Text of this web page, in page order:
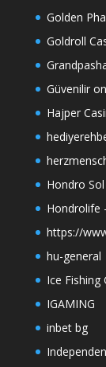
Golden
Goldroll
Güvenilir
Hajper
Hondro
Hondrolife
https://
hu-general
Ice Fishing
IGAMING
inbet bg